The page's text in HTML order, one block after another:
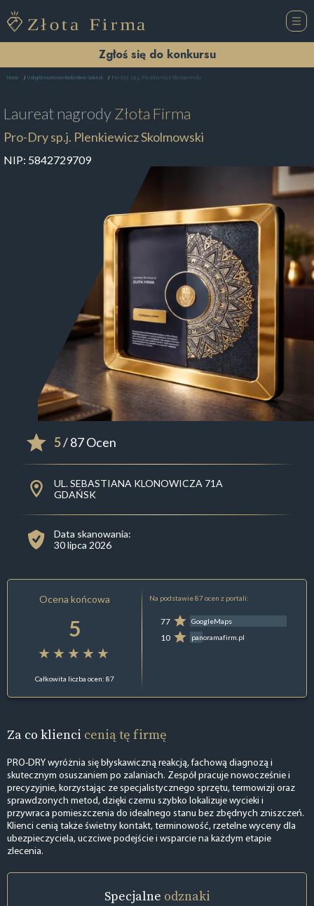
Zgłoś się do konkursu
Home Usługi Remontowo-Budowlane Gdańsk Pro-Dry sp.j. Plenkiewicz Skolmowski
Laureat nagrodyZłota Firma
Pro-Dry sp.j. Plenkiewicz Skolmowski
NIP: 5842729709
5/ 87 Ocen
UL. SEBASTIANA KLONOWICZA 71A
GDAŃSK
Data skanowania:
30 lipca 2026
Ocena końcowa
5
Całkowita liczba ocen: 87
Na podstawie 87 ocen z portali:
77 GoogleMaps
10 panoramafirm.pl
Za co klienci cenią tę firmę
PRO-DRY wyróżnia się błyskawiczną reakcją, fachową diagnozą i
skutecznym osuszaniem po zalaniach. Zespół pracuje nowocześnie i
precyzyjnie, korzystając ze specjalistycznego sprzętu, termowizji oraz
sprawdzonych metod, dzięki czemu szybko lokalizuje wycieki i
przywraca pomieszczenia do idealnego stanu bez zbędnych zniszczeń.
Klienci cenią także świetny kontakt, terminowość, rzetelne wyceny dla
ubezpieczyciela, uczciwe podejście i wsparcie na każdym etapie
zlecenia.
Specjalne odznaki